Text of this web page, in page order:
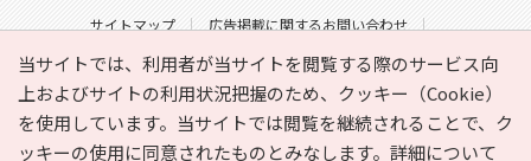
当サイトでは、利用者が当サイトを閲覧する際のサービス向
上およびサイトの利用状況把握のため、クッキー（Cookie）
を使用しています。当サイトでは閲覧を継続されることで、ク
ッキーの使用に同意されたものとみなします。詳細について
サイトマップ
広告掲載に関するお問い合わせ
サイトの内容に関するお問い合わせ